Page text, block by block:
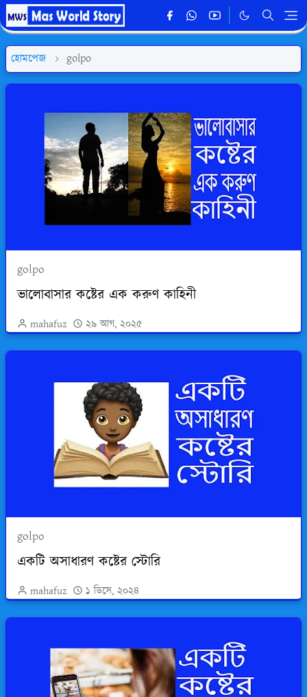
হোমপেজ golpo
golpo
ভালোবাসার কষ্টের এক করুণ কাহিনী
mahafuz ২৯ আগ, ২০২৫
golpo
একটি অসাধারণ কষ্টের স্টোরি
mahafuz ১ ডিসে, ২০২৪